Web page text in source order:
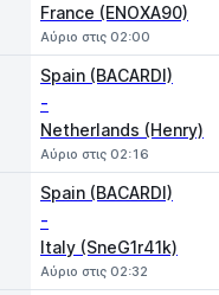
France (ENOXA90)
Αύριο στις 02:00
Spain (BACARDI)
-
Netherlands (Henry)
Αύριο στις 02:16
Spain (BACARDI)
-
Italy (SneG1r41k)
Αύριο στις 02:32